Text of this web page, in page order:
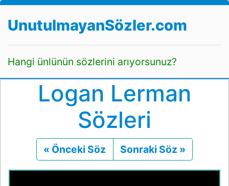
UnutulmayanSözler.com
Hangi ünlünün sözlerini arıyorsunuz?
Logan Lerman
Sözleri
« Önceki Söz Önceki
Sonraki Söz »